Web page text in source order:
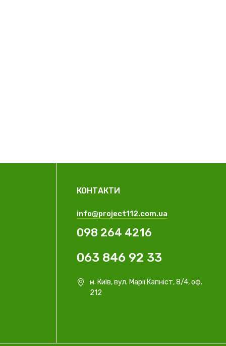
КОНТАКТИ
info@project112.com.ua
098 264 4216
063 846 92 33
м. Київ, вул. Марії Капніст, 8/4, оф.
212